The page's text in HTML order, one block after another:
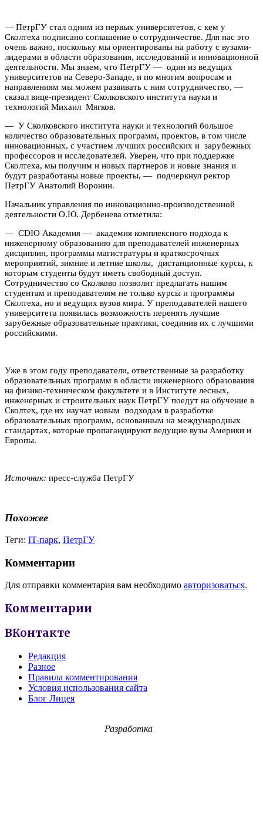
— ПетрГУ стал одним из первых университетов, с кем у
Сколтеха подписано соглашение о сотрудничестве. Для нас это
очень важно, поскольку мы ориентированы на работу с вузами-
лидерами в области образования, исследований и инновационной
деятельности. Мы знаем, что ПетрГУ — один из ведущих
университетов на Северо-Западе, и по многим вопросам и
направлениям мы можем развивать с ним сотрудничество, —
сказал вице-президент Сколковского института науки и
технологий Михаил Мягков.
— У Сколковского института науки и технологий большое
количество образовательных программ, проектов, в том числе
инновационных, с участием лучших российских и зарубежных
профессоров и исследователей. Уверен, что при поддержке
Сколтеха, мы получим и новых партнеров и новые знания и
будут разработаны новые проекты, — подчеркнул ректор
ПетрГУ Анатолий Воронин.
Начальник управления по инновационно-производственной
деятельности О.Ю. Дербенева отметила:
— CDIO Академия — академия комплексного подхода к
инженерному образованию для преподавателей инженерных
дисциплин, программы магистратуры и краткосрочных
мероприятий, зимние и летние школы, дистанционные курсы, к
которым студенты будут иметь свободный доступ.
Сотрудничество со Сколково позволит предлагать нашим
студентам и преподавателям не только курсы и программы
Сколтеха, но и ведущих вузов мира. У преподавателей нашего
университета появилась возможность перенять лучшие
зарубежные образовательные практики, соединив их с лучшими
российскими.
Уже в этом году преподаватели, ответственные за разработку
образовательных программ в области инженерного образования
на физико-техническом факультете и в Институте лесных,
инженерных и строительных наук ПетрГУ поедут на обучение в
Сколтех, где их научат новым подходам в разработке
образовательных программ, основанным на международных
стандартах, которые пропагандируют ведущие вузы Америки и
Европы.
Источник: пресс-служба ПетрГУ
Похожее
Теги: IT-парк, ПетрГУ
Комментарии
Для отправки комментария вам необходимо авторизоваться.
Комментарии
ВКонтакте
Редакция
Разное
Правила комментирования
Условия использования сайта
Блог Лицея
Разработка